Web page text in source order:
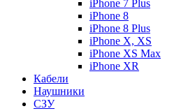
iPhone 7 Plus
iPhone 8
iPhone 8 Plus
iPhone X, XS
iPhone XS Max
iPhone XR
Кабели
Наушники
СЗУ